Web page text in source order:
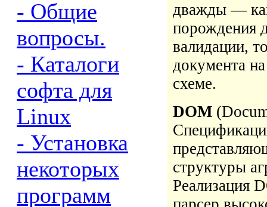
- Общие
вопросы.
- Каталоги
софта для
Linux
- Установка
некоторых
программ
дважды —
порождения
валидации,
документа
схеме.
DOM
структуры
Реализация